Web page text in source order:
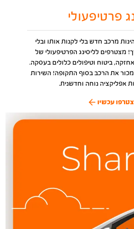
פרטיפעולי
מרכב חדש בלי לקנות אותו ובלי
מצטרפים לליסינג הפרטיפעולי של
ביטוח וטיפולים כלולים בעסקה.
את הרכב בסוף התקופה! השירות
אפליקציה נוחה וחדשנית.
עכשיו